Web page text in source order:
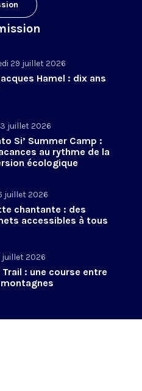
29 juillet 2026
Hamel : dix ans
juillet 2026
Si’ Summer Camp :
au rythme de la
écologique
juillet 2026
chantante : des
accessibles à tous
juillet 2026
Trail : une course entre